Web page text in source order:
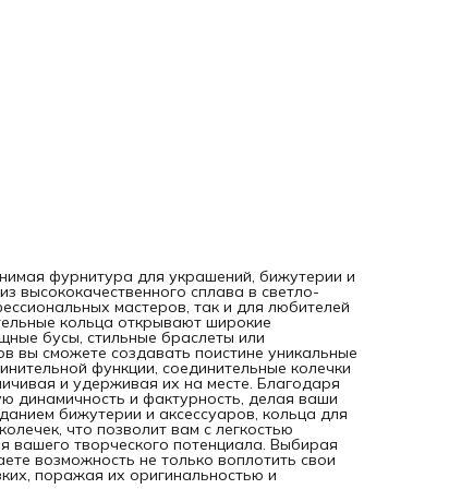
фурнитура для украшений, бижутерии и
высококачественного сплава в светло-
мастеров, так и для любителей
кольца открывают широкие
бусы, стильные браслеты или
вы сможете создавать поистине уникальные
функции, соединительные колечки
и удерживая их на месте. Благодаря
динамичность и фактурность, делая ваши
бижутерии и аксессуаров, кольца для
что позволит вам с легкостью
вашего творческого потенциала. Выбирая
возможность не только воплотить свои
поражая их оригинальностью и